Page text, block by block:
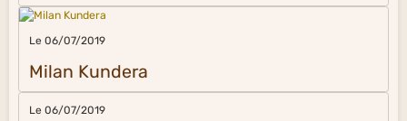
Le 06/07/2019
Milan Kundera
Le 06/07/2019